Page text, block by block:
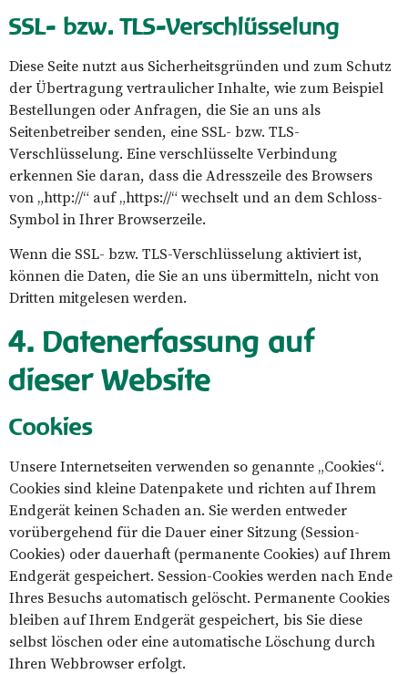
SSL- bzw. TLS-Verschlüsselung
Diese Seite nutzt aus Sicherheitsgründen und zum Schutz
der Übertragung vertraulicher Inhalte, wie zum Beispiel
Bestellungen oder Anfragen, die Sie an uns als
Seitenbetreiber senden, eine SSL- bzw. TLS-
Verschlüsselung. Eine verschlüsselte Verbindung
erkennen Sie daran, dass die Adresszeile des Browsers
von „http://“ auf „https://“ wechselt und an dem Schloss-
Symbol in Ihrer Browserzeile.
Wenn die SSL- bzw. TLS-Verschlüsselung aktiviert ist,
können die Daten, die Sie an uns übermitteln, nicht von
Dritten mitgelesen werden.
4. Datenerfassung auf
dieser Website
Cookies
Unsere Internetseiten verwenden so genannte „Cookies“.
Cookies sind kleine Datenpakete und richten auf Ihrem
Endgerät keinen Schaden an. Sie werden entweder
vorübergehend für die Dauer einer Sitzung (Session-
Cookies) oder dauerhaft (permanente Cookies) auf Ihrem
Endgerät gespeichert. Session-Cookies werden nach Ende
Ihres Besuchs automatisch gelöscht. Permanente Cookies
bleiben auf Ihrem Endgerät gespeichert, bis Sie diese
selbst löschen oder eine automatische Löschung durch
Ihren Webbrowser erfolgt.